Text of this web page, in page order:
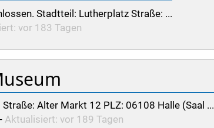
Stadtteil: Lutherplatz Straße: ...
vor 183 Tagen
Alter Markt 12 PLZ: 06108 Halle (Saal ...
- Aktualisiert: vor 189 Tagen